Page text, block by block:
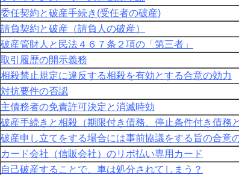
委任契約と破産手続き(受任者の破産)
請負契約と破産（請負人の破産）
破産管財人と民法４６７条２項の「第三者」
取引履歴の開示義務
相殺禁止規定に違反する相殺を有効とする合意の効力
対抗要件の否認
主債務者の免責許可決定と消滅時効
破産手続きと相殺（期限付き債務、停止条件付き債務と
破産申し立てをする場合には事前協議をする旨の合意
カード会社（信販会社）のリボ払い専用カード
自己破産することで、車は処分されてしまう？